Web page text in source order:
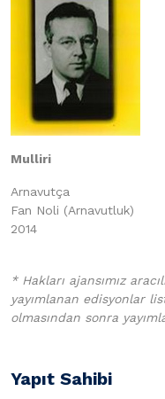
Mulliri
Arnavutça
Fan Noli (Arnavutluk)
2014
* Hakları ajansımız
yayımlanan edisyonlar
olmasından sonra
Yapıt Sahibi